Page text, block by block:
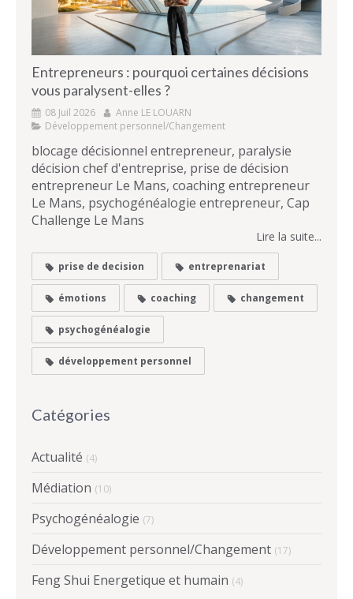
Entrepreneurs : pourquoi certaines décisions
vous paralysent-elles ?
08 Juil 2026
Anne LE LOUARN
Développement personnel/Changement
blocage décisionnel entrepreneur, paralysie
décision chef d'entreprise, prise de décision
entrepreneur Le Mans, coaching entrepreneur
Le Mans, psychogénéalogie entrepreneur, Cap
Challenge Le Mans
Lire la suite...
prise de decision entreprenariat
émotions coaching changement
psychogénéalogie
développement personnel
Catégories
Actualité (4)
Médiation (10)
Psychogénéalogie (7)
Développement personnel/Changement (17)
Feng Shui Energetique et humain (4)